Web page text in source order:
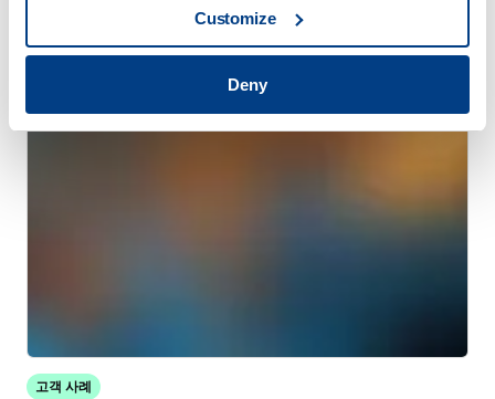
Customize
Deny
퀸터스 고객 교육 프로그램
고객 사례